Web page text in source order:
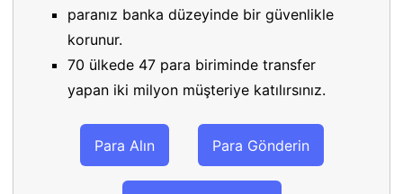
paranız banka düzeyinde bir güvenlikle
korunur.
70 ülkede 47 para biriminde transfer
yapan iki milyon müşteriye katılırsınız.
Para Alın Para Gönderin